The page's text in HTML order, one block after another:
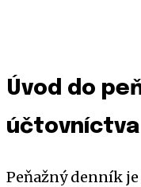
Úvod do
účtovníctva
Peňažný denník